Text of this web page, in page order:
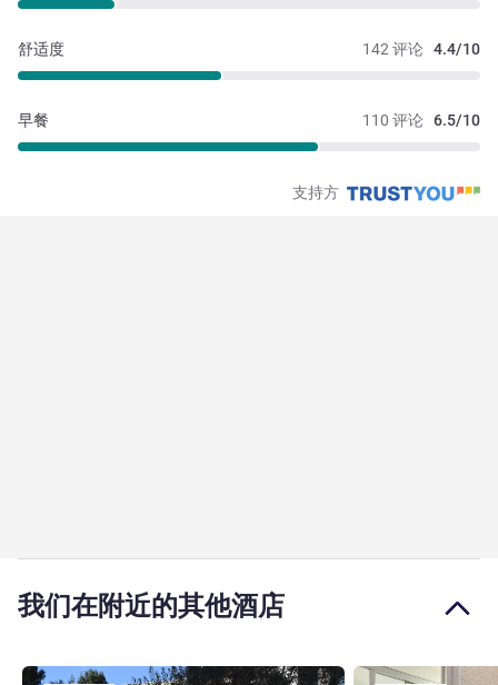
142 评论 4.4/10
舒适度
110 评论 6.5/10
早餐
支持方
我们在附近的其他酒店